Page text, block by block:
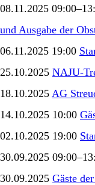
08.11.2025
und Ausgabe der
06.11.2025 19:00
25.10.2025 NAJU-
18.10.2025 AG
14.10.2025 10:00
02.10.2025 19:00
30.09.2025
30.09.2025 Gäste